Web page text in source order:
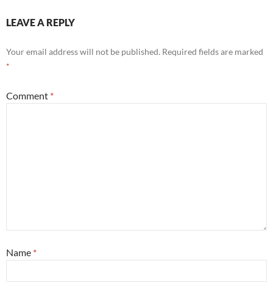
LEAVE A REPLY
Your email address will not be published. Required fields are marked
*
Comment *
Name *